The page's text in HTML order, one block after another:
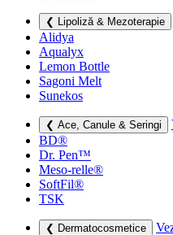
❮ Lipoliză & Mezoterapie
Alidya
Aqualyx
Lemon Bottle
Sagoni Melt
Sunekos
❮ Ace, Canule & Seringi
BD®
Dr. Pen™
Meso-relle®
SoftFil®
TSK
❮ Dermatocosmetice